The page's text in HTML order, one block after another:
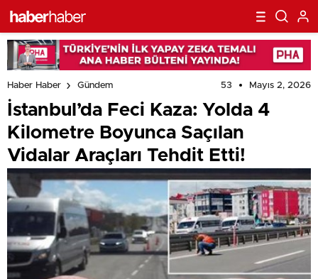
Haber Haber Gündem 53 Mayıs 2, 2026
İstanbul’da Feci Kaza: Yolda 4
Kilometre Boyunca Saçılan
Vidalar Araçları Tehdit Etti!